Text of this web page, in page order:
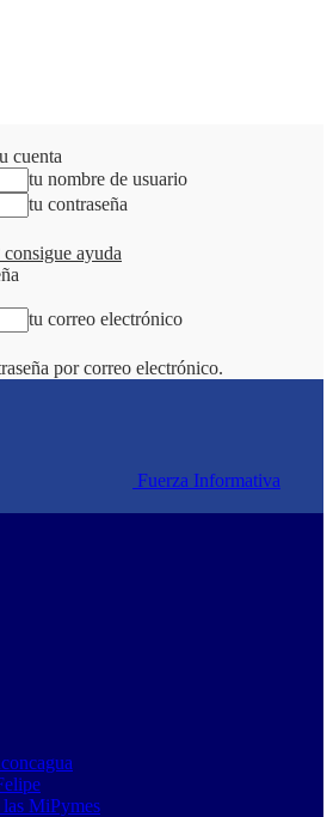
cuenta
tu nombre de usuario
tu contraseña
ayuda
tu correo electrónico
por correo electrónico.
Fuerza Informativa
MiPymes